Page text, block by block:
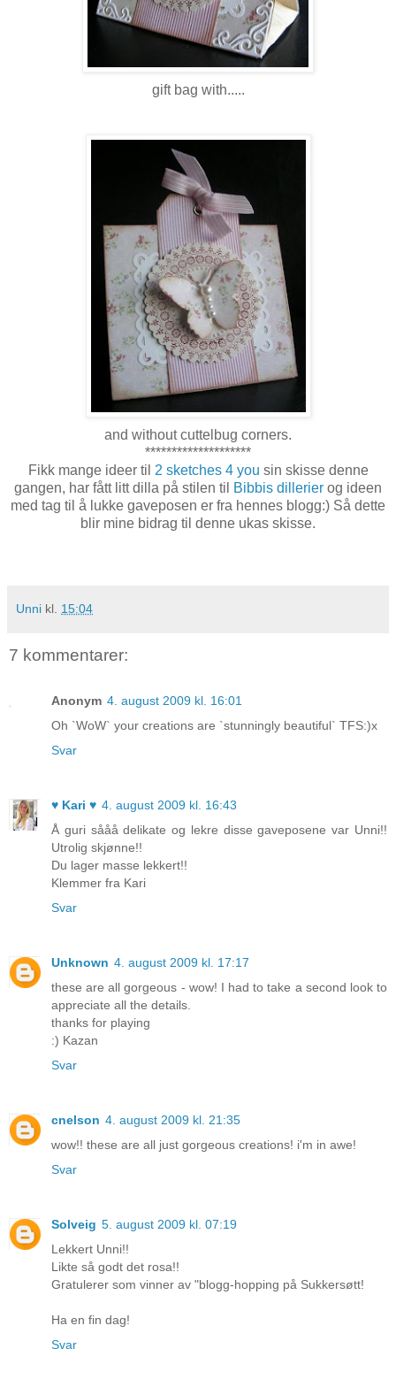
gift bag with.....
and without cuttelbug corners.
********************
Fikk mange ideer til 2 sketches 4 you sin skisse denne
gangen, har fått litt dilla på stilen til
Bibbis dillerier og ideen
med tag til å lukke gaveposen er fra hennes blogg:) Så dette
blir mine bidrag til denne ukas skisse.
Unni kl. 15:04
7 kommentarer:
Anonym 4. august 2009 kl. 16:01
Oh `WoW` your creations are `stunningly beautiful` TFS:)x
Svar
♥ Kari ♥ 4. august 2009 kl. 16:43
Å guri sååå delikate og lekre disse gaveposene var Unni!!
Utrolig skjønne!!
Du lager masse lekkert!!
Klemmer fra Kari
Svar
Unknown 4. august 2009 kl. 17:17
these are all gorgeous - wow! I had to take a second look to
appreciate all the details.
thanks for playing
:) Kazan
Svar
cnelson 4. august 2009 kl. 21:35
wow!! these are all just gorgeous creations! i'm in awe!
Svar
Solveig 5. august 2009 kl. 07:19
Lekkert Unni!!
Likte så godt det rosa!!
Gratulerer som vinner av "blogg-hopping på Sukkersøtt!
Ha en fin dag!
Svar